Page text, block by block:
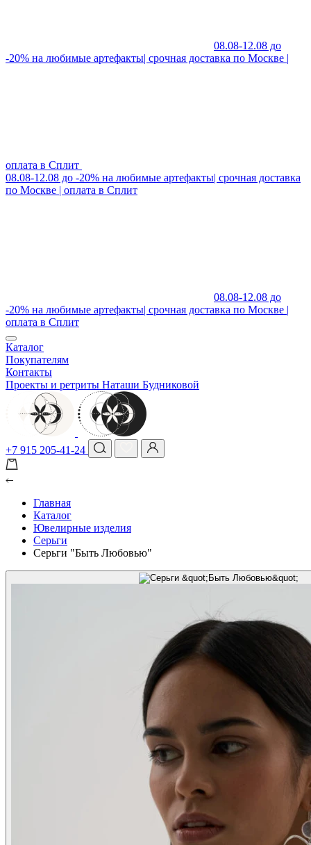
08.08-12.08 до
-20% на любимые артефакты| срочная доставка по Москве |
оплата в Сплит
08.08-12.08 до -20% на любимые артефакты| срочная доставка
по Москве | оплата в Сплит
08.08-12.08 до
-20% на любимые артефакты| срочная доставка по Москве |
оплата в Сплит
Каталог
Покупателям
Контакты
Проекты и ретриты Наташи Будниковой
+7 915 205-41-24
Главная
Каталог
Ювелирные изделия
Серьги
Серьги "Быть Любовью"